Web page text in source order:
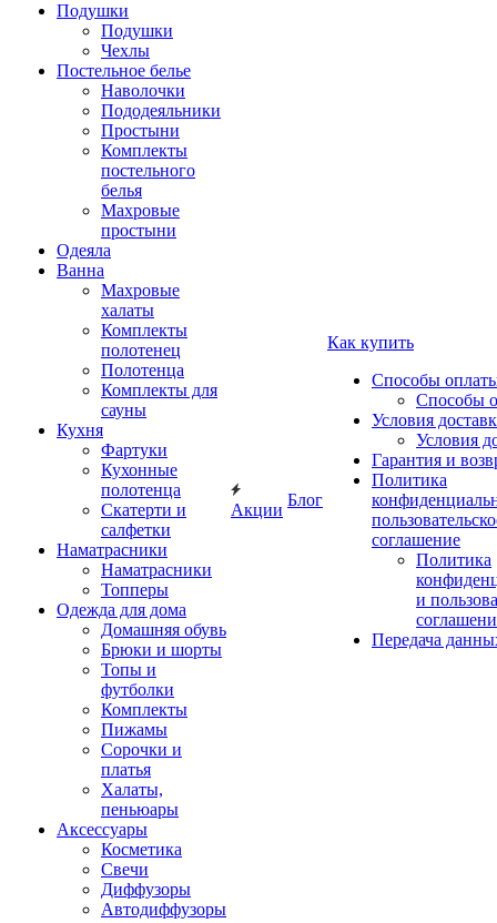
Подушки
Подушки
Чехлы
Постельное белье
Наволочки
Пододеяльники
Простыни
Комплекты
постельного
белья
Махровые
простыни
Одеяла
Ванна
Махровые
халаты
Комплекты
полотенец
Полотенца
Комплекты для
сауны
Кухня
Фартуки
Кухонные
полотенца
Скатерти и
салфетки
Наматрасники
Наматрасники
Топперы
Одежда для дома
Домашняя обувь
Брюки и шорты
Топы и
футболки
Комплекты
Пижамы
Сорочки и
платья
Халаты,
пеньюары
Аксессуары
Косметика
Свечи
Диффузоры
Автодиффузоры
Акции
Блог
Как купить
Способы
Способы
Условия
Условия
Гарантия и
Политика
соглашение
Политика
и
Передача